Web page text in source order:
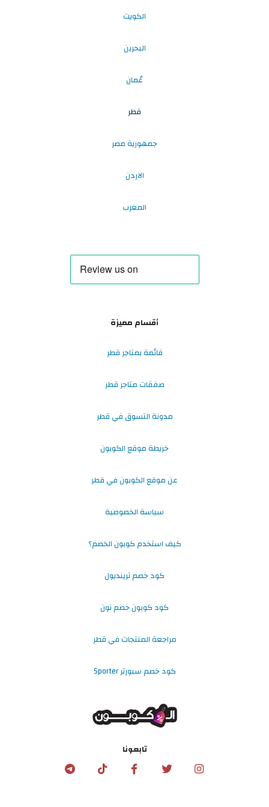
الكويت
البحرين
عُمان
قطر
جمهورية مصر
الاردن
المغرب
أقسام مميزة
قائمة بمتاجر قطر
صفقات متاجر قطر
مدونة التسوق في قطر
خريطة موقع الكوبون
عن موقع الكوبون في قطر
سياسة الخصوصية
كيف استخدم كوبون الخصم؟
كود خصم ترينديول
كود كوبون خصم نون
مراجعة المنتجات في قطر
كود خصم سبورتر Sporter
تابعونا